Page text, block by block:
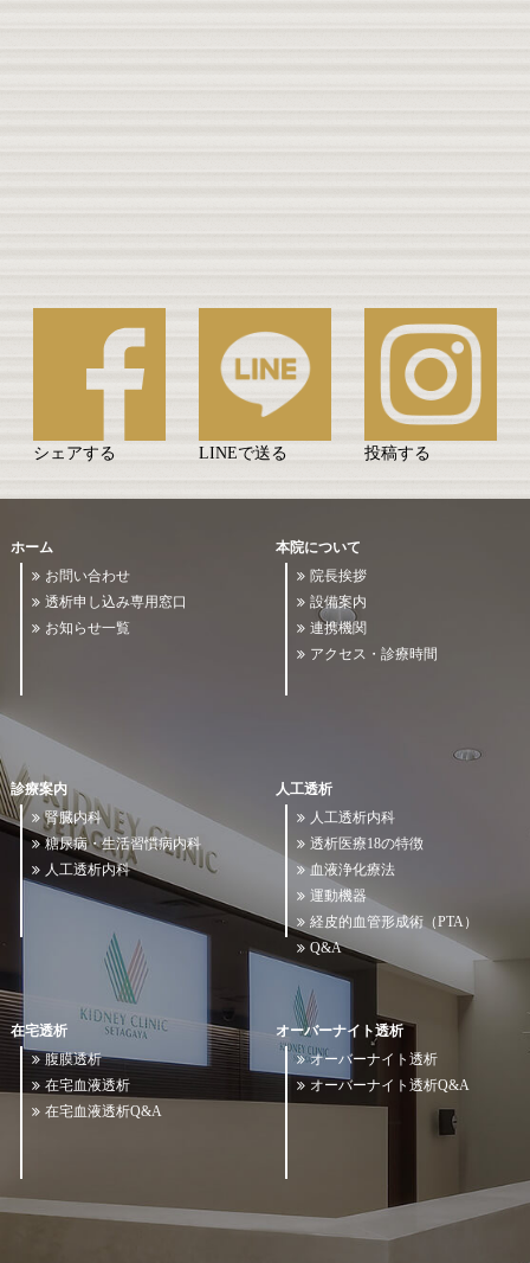
シェアする LINEで送る 投稿する
ホーム
お問い合わせ
透析申し込み専用窓口
お知らせ一覧
本院について
院長挨拶
設備案内
連携機関
アクセス・診療時間
診療案内
腎臓内科
糖尿病・生活習慣病内科
人工透析内科
人工透析
人工透析内科
透析医療18の特徴
血液浄化療法
運動機器
経皮的血管形成術（PTA）
Q&A
在宅透析
腹膜透析
在宅血液透析
在宅血液透析Q&A
オーバーナイト透析
オーバーナイト透析
オーバーナイト透析Q&A